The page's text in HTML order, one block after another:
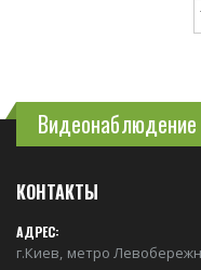
Видеонаблюдение
КОНТАКТЫ
АДРЕС:
г.Киев, метро